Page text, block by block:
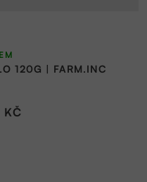
120G | FARM.INC
KČ